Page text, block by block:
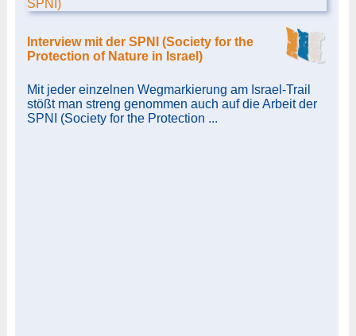
Interview mit der SPNI (Society for the
Protection of Nature in Israel)
Mit jeder einzelnen Wegmarkierung am Israel-Trail
stößt man streng genommen auch auf die Arbeit der
SPNI (Society for the Protection ...